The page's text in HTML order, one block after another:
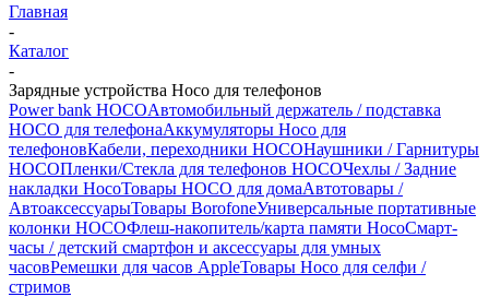
Главная
-
Каталог
-
Зарядные устройства Hoco для телефонов
Power bank HOCOАвтомобильный держатель / подставка
HOCO для телефонаАккумуляторы Hoco для
телефоновКабели, переходники HOCOНаушники / Гарнитуры
HOCOПленки/Стекла для телефонов HOCOЧехлы / Задние
накладки HocoТовары HOCO для домаАвтотовары /
АвтоаксессуарыТовары BorofoneУниверсальные портативные
колонки HOCOФлеш-накопитель/карта памяти HocoСмарт-
часы / детский смартфон и аксессуары для умных
часовРемешки для часов AppleТовары Hoco для селфи /
стримов